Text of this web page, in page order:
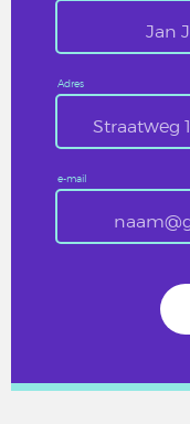
Adres
e-mail